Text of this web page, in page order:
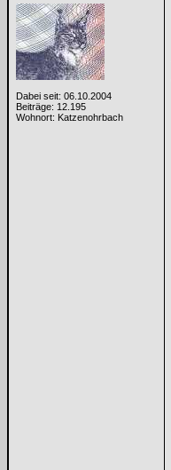
Dabei seit: 06.10.2004
Beiträge: 12.195
Wohnort: Katzenohrbach